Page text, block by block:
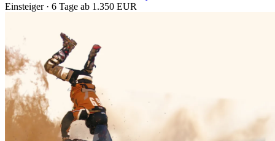
Einsteiger · 6 Tage ab 1.350 EUR